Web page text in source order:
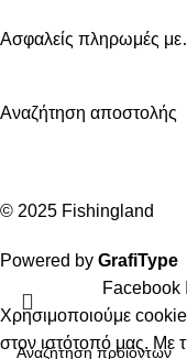
Ασφαλείς πληρωμές
Αναζήτηση αποστολής
© 2025 Fishingland
Powered by GrafiType
Facebook
Χρησιμοποιούμε
στον ιστότοπό μας. Με